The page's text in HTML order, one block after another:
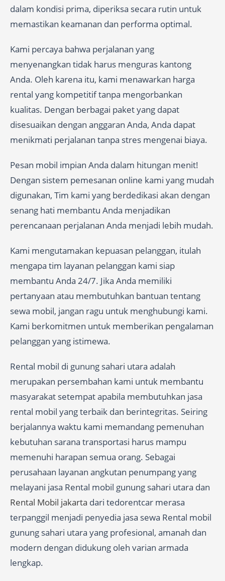
dalam kondisi prima, diperiksa secara rutin untuk
memastikan keamanan dan performa optimal.
Kami percaya bahwa perjalanan yang
menyenangkan tidak harus menguras kantong
Anda. Oleh karena itu, kami menawarkan harga
rental yang kompetitif tanpa mengorbankan
kualitas. Dengan berbagai paket yang dapat
disesuaikan dengan anggaran Anda, Anda dapat
menikmati perjalanan tanpa stres mengenai biaya.
Pesan mobil impian Anda dalam hitungan menit!
Dengan sistem pemesanan online kami yang mudah
digunakan, Tim kami yang berdedikasi akan dengan
senang hati membantu Anda menjadikan
perencanaan perjalanan Anda menjadi lebih mudah.
Kami mengutamakan kepuasan pelanggan, itulah
mengapa tim layanan pelanggan kami siap
membantu Anda 24/7. Jika Anda memiliki
pertanyaan atau membutuhkan bantuan tentang
sewa mobil, jangan ragu untuk menghubungi kami.
Kami berkomitmen untuk memberikan pengalaman
pelanggan yang istimewa.
Rental mobil di gunung sahari utara adalah
merupakan persembahan kami untuk membantu
masyarakat setempat apabila membutuhkan jasa
rental mobil yang terbaik dan berintegritas. Seiring
berjalannya waktu kami memandang pemenuhan
kebutuhan sarana transportasi harus mampu
memenuhi harapan semua orang. Sebagai
perusahaan layanan angkutan penumpang yang
melayani jasa Rental mobil gunung sahari utara dan
Rental Mobil jakarta dari tedorentcar merasa
terpanggil menjadi penyedia jasa sewa Rental mobil
gunung sahari utara yang profesional, amanah dan
modern dengan didukung oleh varian armada
lengkap.